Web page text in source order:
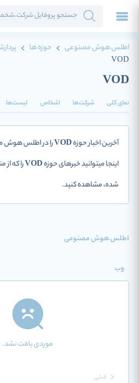
اطلس هوش مصنوعی حوزه ها
VOD
VOD
نمای کلی شرکت‌ها اشخاص لیست‌ها
آخرین اخبار حوزهVODرا در اطلس هوش
اینجا میتوانید خبرهای حوزهVODرا که
شده، مشاهده کنید.
اطلس هوش مصنوعی
وب
موردی یافت نشد.
قبلی